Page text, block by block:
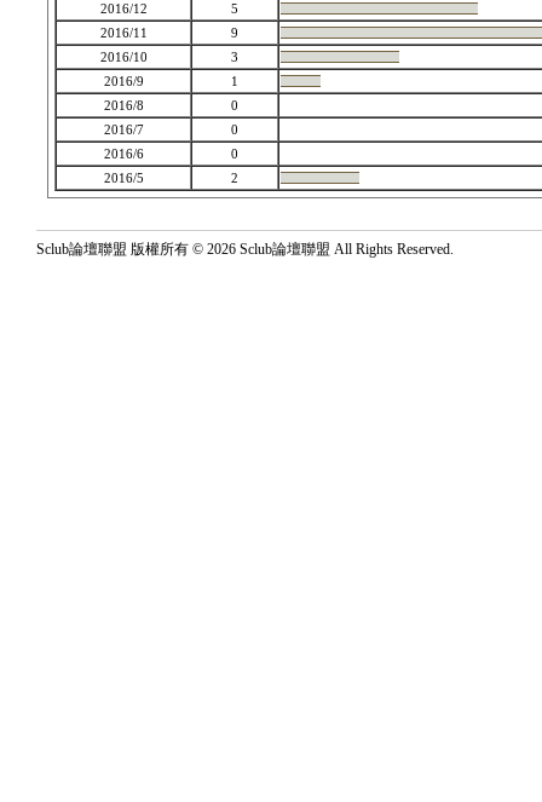
2016/12
5
2016/11
9
2016/10
3
2016/9
1
2016/8
0
2016/7
0
2016/6
0
2016/5
2
Sclub論壇聯盟 版權所有 © 2026 Sclub論壇聯盟 All Rights Reserved.